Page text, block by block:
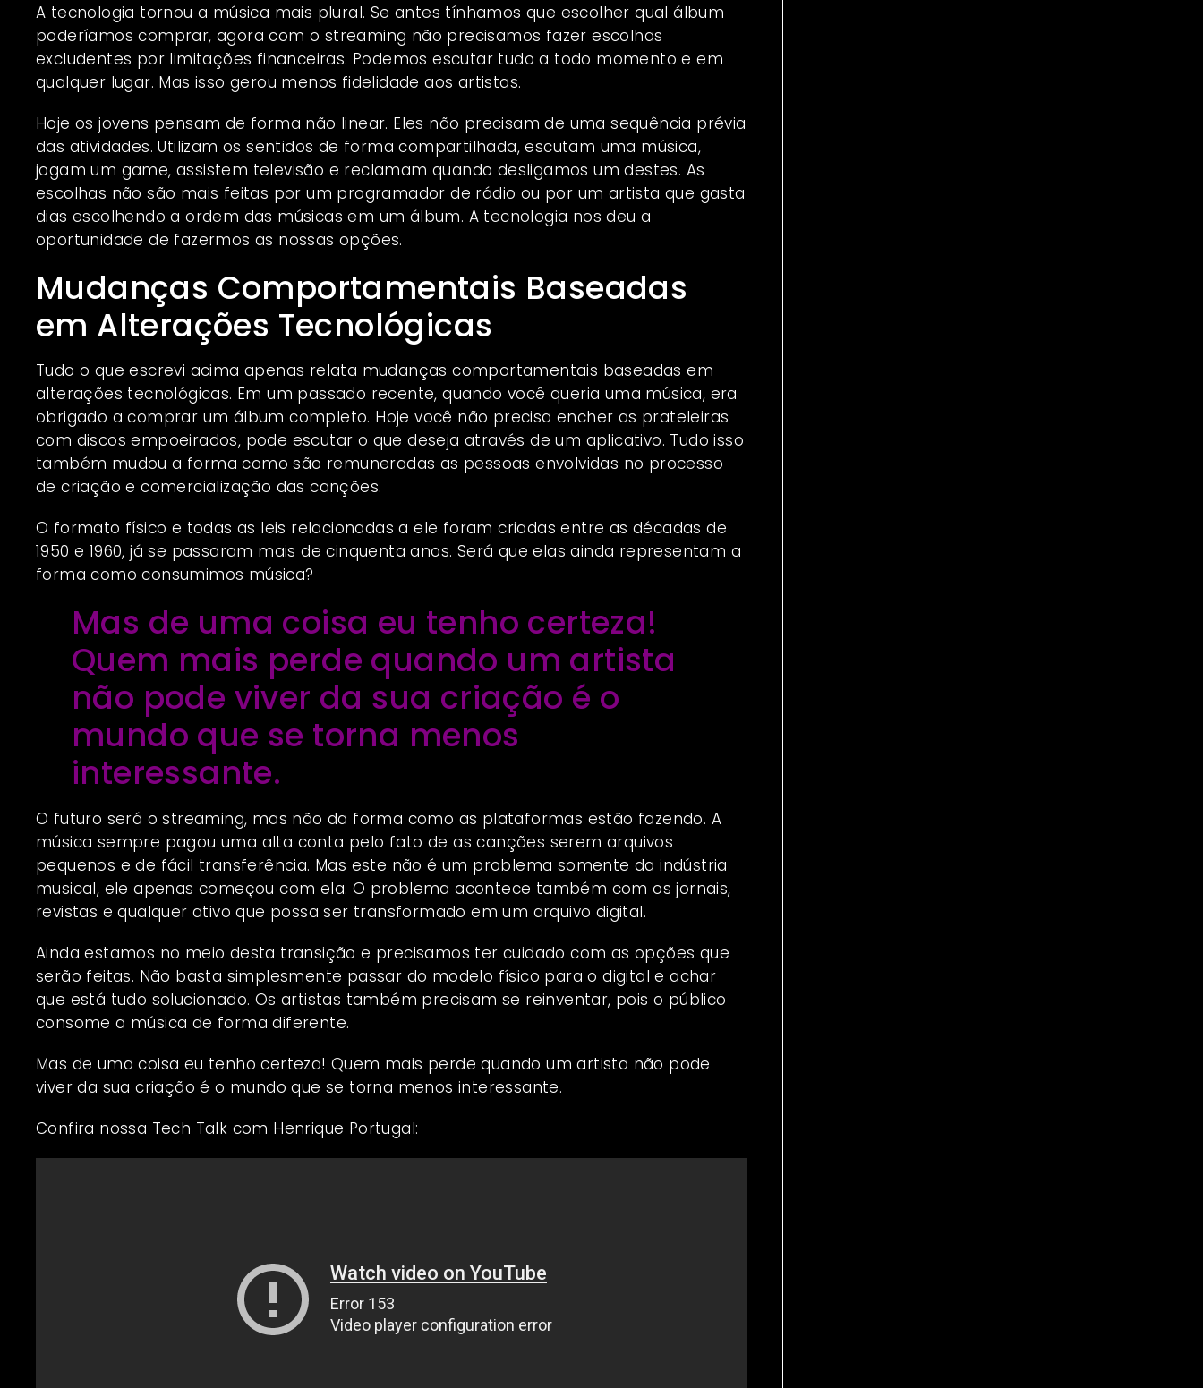
A tecnologia tornou a música mais plural. Se antes tínhamos que escolher qual álbum
poderíamos comprar, agora com o streaming não precisamos fazer escolhas
excludentes por limitações financeiras. Podemos escutar tudo a todo momento e em
qualquer lugar. Mas isso gerou menos fidelidade aos artistas.
Hoje os jovens pensam de forma não linear. Eles não precisam de uma sequência prévia
das atividades. Utilizam os sentidos de forma compartilhada, escutam uma música,
jogam um game, assistem televisão e reclamam quando desligamos um destes. As
escolhas não são mais feitas por um programador de rádio ou por um artista que gasta
dias escolhendo a ordem das músicas em um álbum. A tecnologia nos deu a
oportunidade de fazermos as nossas opções.
Mudanças Comportamentais Baseadas
em Alterações Tecnológicas
Tudo o que escrevi acima apenas relata mudanças comportamentais baseadas em
alterações tecnológicas. Em um passado recente, quando você queria uma música, era
obrigado a comprar um álbum completo. Hoje você não precisa encher as prateleiras
com discos empoeirados, pode escutar o que deseja através de um aplicativo. Tudo isso
também mudou a forma como são remuneradas as pessoas envolvidas no processo
de criação e comercialização das canções.
O formato físico e todas as leis relacionadas a ele foram criadas entre as décadas de
1950 e 1960, já se passaram mais de cinquenta anos. Será que elas ainda representam a
forma como consumimos música?
Mas de uma coisa eu tenho certeza!
Quem mais perde quando um artista
não pode viver da sua criação é o
mundo que se torna menos
interessante.
O futuro será o streaming, mas não da forma como as plataformas estão fazendo. A
música sempre pagou uma alta conta pelo fato de as canções serem arquivos
pequenos e de fácil transferência. Mas este não é um problema somente da indústria
musical, ele apenas começou com ela. O problema acontece também com os jornais,
revistas e qualquer ativo que possa ser transformado em um arquivo digital.
Ainda estamos no meio desta transição e precisamos ter cuidado com as opções que
serão feitas. Não basta simplesmente passar do modelo físico para o digital e achar
que está tudo solucionado. Os artistas também precisam se reinventar, pois o público
consome a música de forma diferente.
Mas de uma coisa eu tenho certeza! Quem mais perde quando um artista não pode
viver da sua criação é o mundo que se torna menos interessante.
Confira nossa Tech Talk com Henrique Portugal: